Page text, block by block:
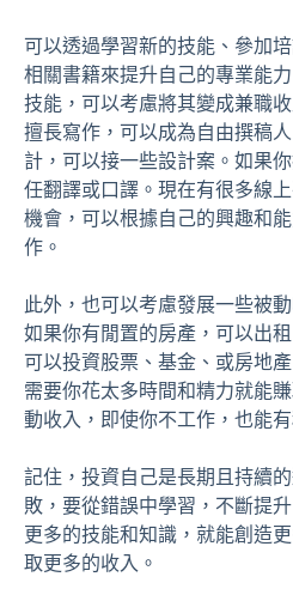
可以透過學習新的技能、參加
相關書籍來提升自己的專業能
技能，可以考慮將其變成兼職
擅長寫作，可以成為自由撰稿
計，可以接一些設計案。如果
任翻譯或口譯。現在有很多線
機會，可以根據自己的興趣和
作。
此外，也可以考慮發展一些被
如果你有閒置的房產，可以出
可以投資股票、基金、或房地
需要你花太多時間和精力就能
動收入，即使你不工作，也能
記住，投資自己是長期且持續
敗，要從錯誤中學習，不斷提
更多的技能和知識，就能創造
取更多的收入。